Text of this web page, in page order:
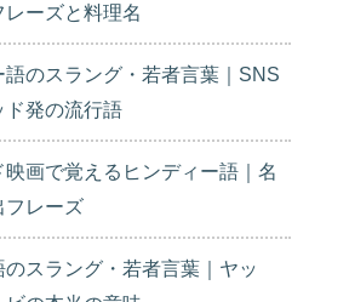
ーズと料理名
語のスラング・若者言葉｜SNS
ド発の流行語
映画で覚えるヒンディー語｜名
フレーズ
のスラング・若者言葉｜ヤッ